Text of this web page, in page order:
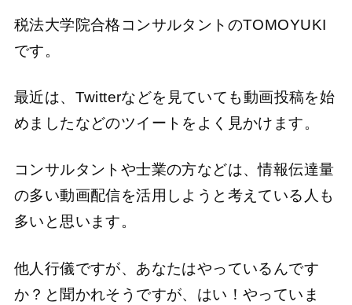
税法大学院合格コンサルタントのTOMOYUKI
です。
最近は、Twitterなどを見ていても動画投稿を始
めましたなどのツイートをよく見かけます。
コンサルタントや士業の方などは、情報伝達量
の多い動画配信を活用しようと考えている人も
多いと思います。
他人行儀ですが、あなたはやっているんです
か？と聞かれそうですが、はい！やっていま